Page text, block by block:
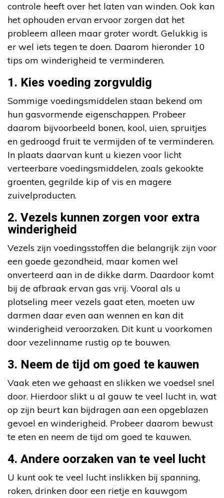
controle heeft over het laten van winden. Ook kan
het ophouden ervan ervoor zorgen dat het
probleem alleen maar groter wordt. Gelukkig is
er wel iets tegen te doen. Daarom hieronder 10
tips om winderigheid te verminderen.
1. Kies voeding zorgvuldig
Sommige voedingsmiddelen staan bekend om
hun gasvormende eigenschappen. Probeer
daarom bijvoorbeeld bonen, kool, uien, spruitjes
en gedroogd fruit te vermijden of te verminderen.
In plaats daarvan kunt u kiezen voor licht
verteerbare voedingsmiddelen, zoals gekookte
groenten, gegrilde kip of vis en magere
zuivelproducten.
2. Vezels kunnen zorgen voor extra
winderigheid
Vezels zijn voedingsstoffen die belangrijk zijn voor
een goede gezondheid, maar komen wel
onverteerd aan in de dikke darm. Daardoor komt
bij de afbraak ervan gas vrij. Vooral als u
plotseling meer vezels gaat eten, moeten uw
darmen daar even aan wennen en kan dit
winderigheid veroorzaken. Dit kunt u voorkomen
door vezelinname rustig op te bouwen.
3. Neem de tijd om goed te kauwen
Vaak eten we gehaast en slikken we voedsel snel
door. Hierdoor slikt u al gauw te veel lucht in, wat
op zijn beurt kan bijdragen aan een opgeblazen
gevoel en winderigheid. Probeer daarom bewust
te eten en neem de tijd om goed te kauwen.
4. Andere oorzaken van te veel lucht
U kunt ook te veel lucht inslikken bij spanning,
roken, drinken door een rietje en kauwgom